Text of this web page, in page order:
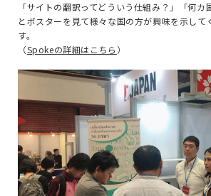
「サイトの翻訳ってどういう仕組み？」「何カ
とポスターを見て様々な国の方が興味を示して
す。
（Spokeの詳細はこちら ）